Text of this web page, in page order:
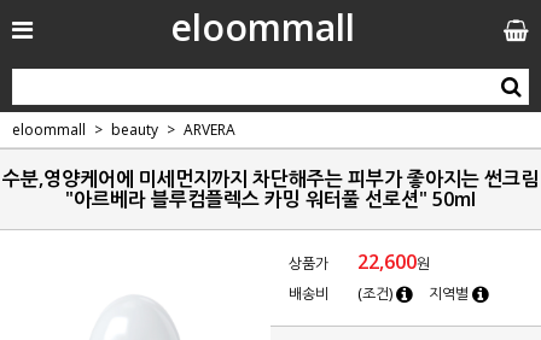
eloommall
eloommall beauty ARVERA
수분,영양케어에 미세먼지까지 차단해주는 피부가 좋아지는 썬크림
"아르베라 블루컴플렉스 카밍 워터풀 선로션" 50ml
상품가 22,600원
배송비
(조건) 지역별